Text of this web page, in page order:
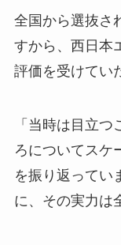
全国から選抜さ
すから、西日本
評価を受けてい
「当時は目立
ろについてスケ
を振り返ってい
に、その実力は